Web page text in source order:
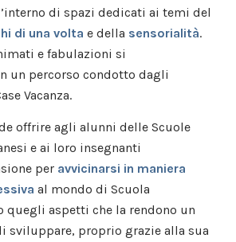
di spazi dedicati ai temi del
di una volta e della sensorialità.
e fabulazioni si
un percorso condotto dagli
Vacanza.
offrire agli alunni delle Scuole
e ai loro insegnanti
per avvicinarsi in maniera
al mondo di Scuola
quegli aspetti che la rendono un
sviluppare, proprio grazie alla sua